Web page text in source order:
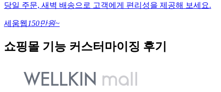
당일 주문, 새벽 배송으로 고객에게 편리성을 제공해 보세요.
세움웹 150만원~
쇼핑몰 기능 커스터마이징 후기